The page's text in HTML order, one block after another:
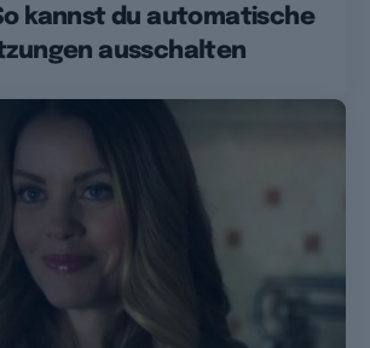
kannst du automatische
ausschalten